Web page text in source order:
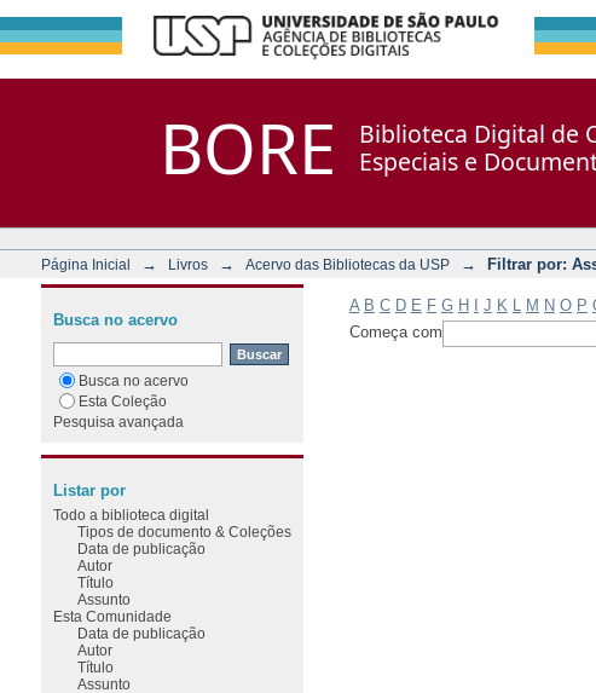
BORE
Biblioteca Digital de
Especiais e
Página Inicial → Livros → Acervo das Bibliotecas da USP → Filtrar por:
A B C D E F G H J K M N O P
Começa com
Busca no acervo
Busca no acervo
Esta Coleção
Pesquisa avançada
Listar por
Todo a biblioteca digital
Tipos de documento & Coleções
Data de publicação
Autor
Título
Assunto
Esta Comunidade
Data de publicação
Autor
Título
Assunto